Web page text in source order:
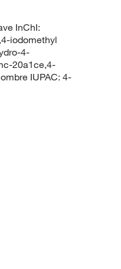
InChI:
iodomethyl
4-
20a1ce,4-
IUPAC: 4-